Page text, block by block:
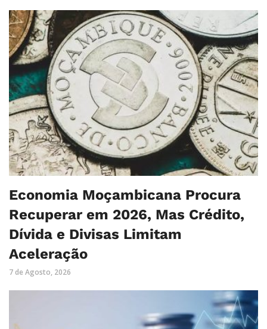
Economia Moçambicana Procura
Recuperar em 2026, Mas Crédito,
Dívida e Divisas Limitam
Aceleração
7 de Agosto, 2026